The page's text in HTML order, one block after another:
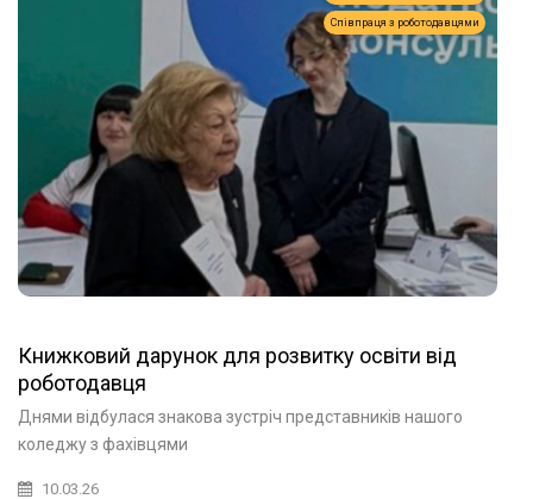
Співпраця з роботодавцями
Книжковий дарунок для розвитку освіти від
роботодавця
Днями відбулася знакова зустріч представників нашого
коледжу з фахівцями
10.03.26